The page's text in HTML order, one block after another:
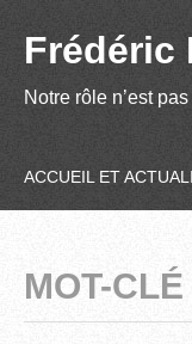
Frédéric
Notre rôle n’est
ACCUEIL ET
MOT-